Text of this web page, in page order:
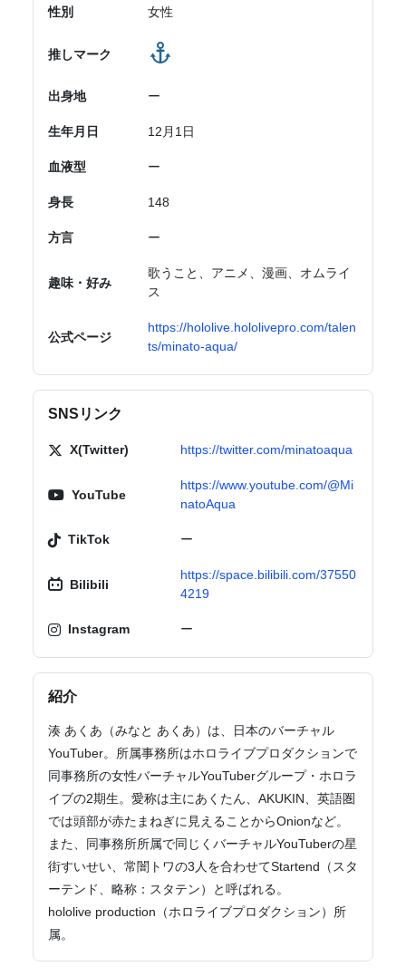
性別 女性
推しマーク
出身地 ー
生年月日 12月1日
血液型 ー
身長 148
方言 ー
趣味・好み
歌うこと、アニメ、漫画、オムライ
ス
公式ページ
https://hololive.hololivepro.com/talen
ts/minato-aqua/
SNSリンク
X(Twitter) https://twitter.com/minatoaqua
YouTube
https://www.youtube.com/@Mi
natoAqua
TikTok ー
Bilibili
https://space.bilibili.com/37550
4219
Instagram ー
紹介
湊 あくあ（みなと あくあ）は、日本のバーチャル
YouTuber。所属事務所はホロライブプロダクションで
同事務所の女性バーチャルYouTuberグループ・ホロラ
イブの2期生。愛称は主にあくたん、AKUKIN、英語圏
では頭部が赤たまねぎに見えることからOnionなど。
また、同事務所所属で同じくバーチャルYouTuberの星
街すいせい、常闇トワの3人を合わせてStartend（スタ
ーテンド、略称：スタテン）と呼ばれる。
hololive production（ホロライブプロダクション）所
属。